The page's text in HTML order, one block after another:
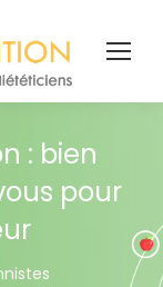
: bien
pour